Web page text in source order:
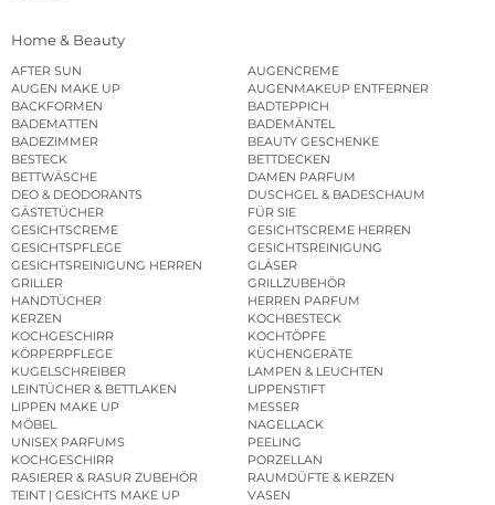
Home & Beauty
AFTER SUN
AUGENCREME
AUGEN MAKE UP
AUGENMAKEUP ENTFERNER
BACKFORMEN
BADTEPPICH
BADEMATTEN
BADEMÄNTEL
BADEZIMMER
BEAUTY GESCHENKE
BESTECK
BETTDECKEN
BETTWÄSCHE
DAMEN PARFUM
DEO & DEODORANTS
DUSCHGEL & BADESCHAUM
GÄSTETÜCHER
FÜR SIE
GESICHTSCREME
GESICHTSCREME HERREN
GESICHTSPFLEGE
GESICHTSREINIGUNG
GESICHTSREINIGUNG HERREN
GLÄSER
GRILLER
GRILLZUBEHÖR
HANDTÜCHER
HERREN PARFUM
KERZEN
KOCHBESTECK
KOCHGESCHIRR
KOCHTÖPFE
KÖRPERPFLEGE
KÜCHENGERÄTE
KUGELSCHREIBER
LAMPEN & LEUCHTEN
LEINTÜCHER & BETTLAKEN
LIPPENSTIFT
LIPPEN MAKE UP
MESSER
MÖBEL
NAGELLACK
UNISEX PARFUMS
PEELING
KOCHGESCHIRR
PORZELLAN
RASIERER & RASUR ZUBEHÖR
RAUMDÜFTE & KERZEN
TEINT | GESICHTS MAKE UP
VASEN